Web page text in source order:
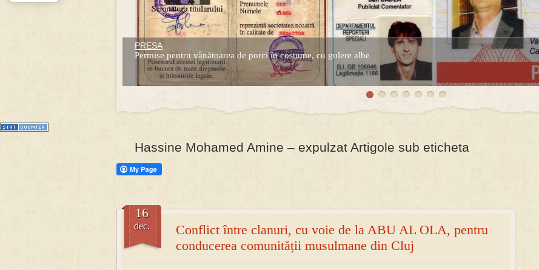
PRESA
Permise pentru vânătoarea de porci în costume, cu gulere albe
Prima mea carte publicata (Nemira)
Averea Presedintelui: prima lucrare despre controversatele conturi secrete ale Securitatii.
Hassine Mohamed Amine – expulzat Artigole sub eticheta
Conflict între clanuri, cu voie de la ABU AL OLA, pentru
conducerea comunității musulmane din Cluj
16
dec.